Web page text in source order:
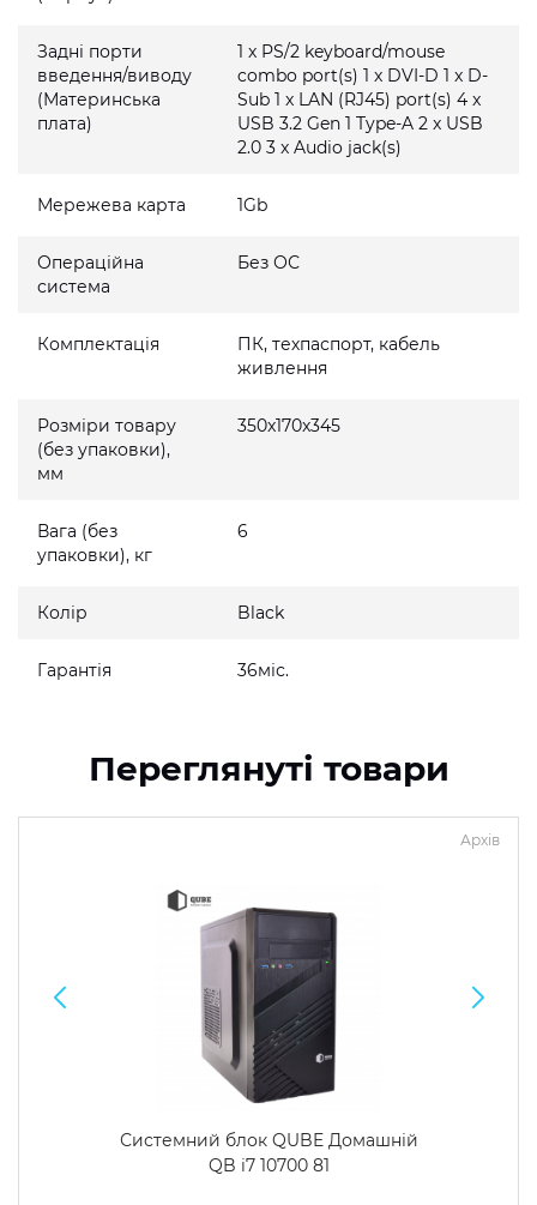
Задні порти
введення/виводу
(Материнська
плата)
1 x PS/2 keyboard/mouse
combo port(s) 1 x DVI-D 1 x D-
Sub 1 x LAN (RJ45) port(s) 4 x
USB 3.2 Gen 1 Type-A 2 x USB
2.0 3 x Audio jack(s)
Мережева карта 1Gb
Операційна
система
Без ОС
Комплектація
ПК, техпаспорт, кабель
живлення
Розміри товару
(без упаковки),
мм
350x170x345
Вага (без
упаковки), кг
6
Колір Black
Гарантія 36міс.
Переглянуті товари
Архів
Системний блок QUBE Домашній
QB i7 10700 81